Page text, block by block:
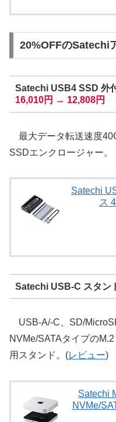
20%OFFのSatechi
Satechi USB4 SSD 外
16,010円 → 12,808円
最大データ転送速度
SSDエンクロージャー。
Satechi
ス
Satechi USB-C スタン
USB-A/-C、SD/
NVMe/SATAタイプの
用スタンド。(レビュー)
Satechi
NVMe/